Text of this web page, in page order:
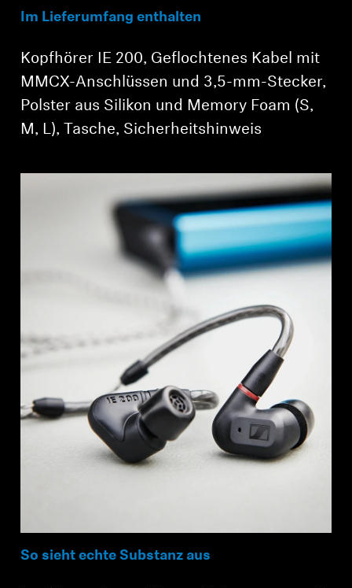
Im Lieferumfang enthalten
Kopfhörer IE 200, Geflochtenes Kabel mit
MMCX-Anschlüssen und 3,5-mm-Stecker,
Polster aus Silikon und Memory Foam (S,
M, L), Tasche, Sicherheitshinweis
So sieht echte Substanz aus
Login